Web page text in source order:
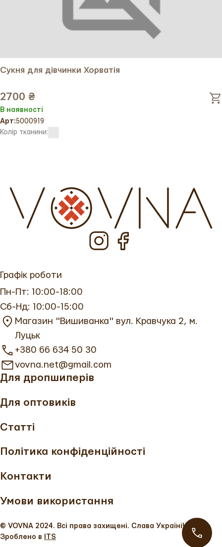
Сукня для дівчинки Хорватія
2700 ₴
В наявності
Арт:5000919
Колір тканини:
Для дропшиперів
Для оптовиків
Статті
Політика конфіденційності
Контакти
Умови використання
Графік роботи
Пн-Пт: 10:00-18:00
Сб-Нд: 10:00-15:00
Магазин "Вишиванка" вул. Кравчука 2, м.
Луцьк
+380 66 634 50 30
vovna.net@gmail.com
© VOVNA 2024. Всі права захищені. Слава Україні!
Зроблено в
ITS